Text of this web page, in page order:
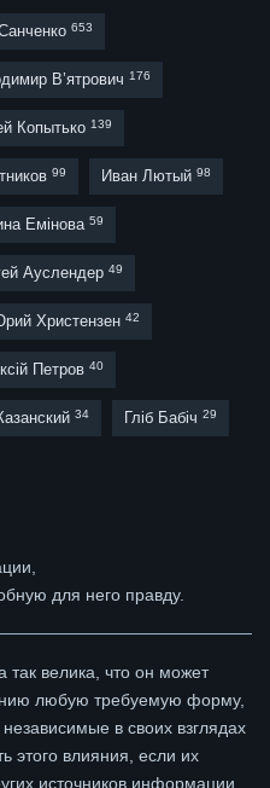
653
В’ятрович 176
Копытько 139
99 Иван Лютый 98
Емінова 59
Ауслендер 49
Христензен 42
Петров 40
34 Гліб Бабіч 29
для него правду.
так велика, что он может
любую требуемую форму,
в своих взглядах
этого влияния, если их
источников информации.